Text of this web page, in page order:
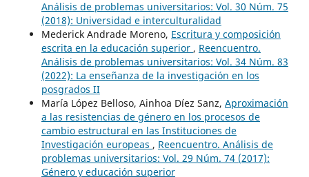
Análisis de problemas universitarios: Vol. 30 Núm. 75
(2018): Universidad e interculturalidad
Mederick Andrade Moreno, Escritura y composición
escrita en la educación superior , Reencuentro.
Análisis de problemas universitarios: Vol. 34 Núm. 83
(2022): La enseñanza de la investigación en los
posgrados II
María López Belloso, Ainhoa Díez Sanz, Aproximación
a las resistencias de género en los procesos de
cambio estructural en las Instituciones de
Investigación europeas , Reencuentro. Análisis de
problemas universitarios: Vol. 29 Núm. 74 (2017):
Género y educación superior